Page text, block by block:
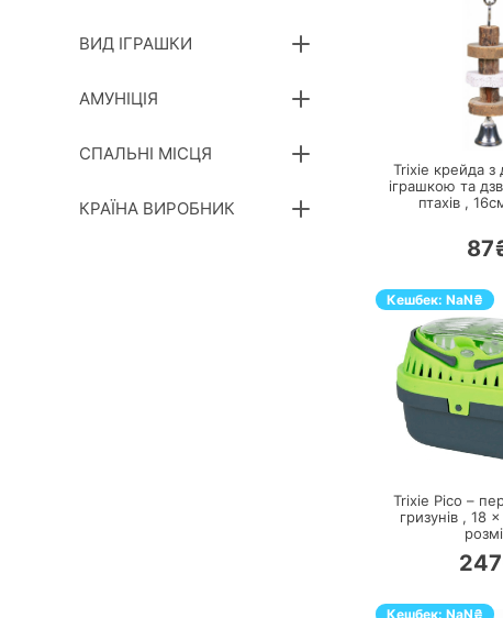
ВИД ІГРАШКИ
АМУНІЦІЯ
СПАЛЬНІ МІСЦЯ
КРАЇНА ВИРОБНИК
Trixie крейда з
іграшкою та
птахів ,
Кешбек: NaN₴
Trixie Pico –
гризунів , 18
Кешбек: NaN₴